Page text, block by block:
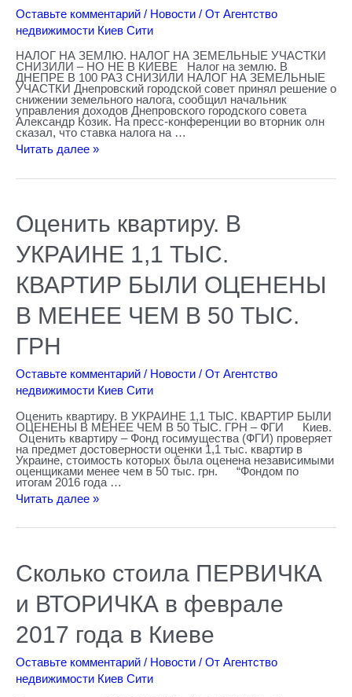
Оставьте комментарий / Новости / От Агентство
недвижимости Киев Сити
НАЛОГ НА ЗЕМЛЮ. НАЛОГ НА ЗЕМЕЛЬНЫЕ УЧАСТКИ
СНИЗИЛИ – НО НЕ В КИЕВЕ Налог на землю. В
ДНЕПРЕ В 100 РАЗ СНИЗИЛИ НАЛОГ НА ЗЕМЕЛЬНЫЕ
УЧАСТКИ Днепровский городской совет принял решение о
снижении земельного налога, сообщил начальник
управления доходов Днепровского городского совета
Александр Козик. На пресс-конференции во вторник олн
сказал, что ставка налога на …
КИЕВЕ
Читать далее »
Оценить квартиру. В
УКРАИНЕ 1,1 ТЫС.
КВАРТИР БЫЛИ ОЦЕНЕНЫ
В МЕНЕЕ ЧЕМ В 50 ТЫС.
ГРН
Оставьте комментарий / Новости / От Агентство
недвижимости Киев Сити
Оценить квартиру. В УКРАИНЕ 1,1 ТЫС. КВАРТИР БЫЛИ
ОЦЕНЕНЫ В МЕНЕЕ ЧЕМ В 50 ТЫС. ГРН – ФГИ Киев.
Оценить квартиру – Фонд госимущества (ФГИ) проверяет
на предмет достоверности оценки 1,1 тыс. квартир в
Украине, стоимость которых была оценена независимыми
оценщиками менее чем в 50 тыс. грн. “Фондом по
итогам 2016 года …
квартиру.
В
УКРАИНЕ
1,1
КВАРТИР
БЫЛИ
В
МЕНЕЕ
В
50
ГРН
Читать далее »
Сколько стоила ПЕРВИЧКА
и ВТОРИЧКА в феврале
2017 года в Киеве
Оставьте комментарий / Новости / От Агентство
недвижимости Киев Сити
стоила
ПЕРВИЧКА
ВТОРИЧКА
в
феврале
2017
в